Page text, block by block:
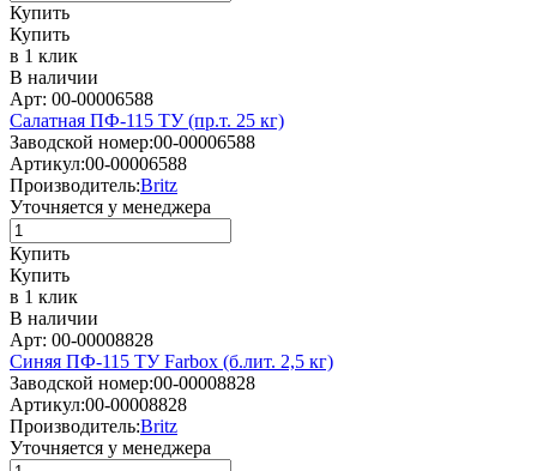
Купить
Купить
в 1 клик
В наличии
Арт: 00-00006588
Салатная ПФ-115 ТУ (пр.т. 25 кг)
Заводской номер:00-00006588
Артикул:00-00006588
Производитель:Britz
Уточняется у менеджера
Купить
Купить
в 1 клик
В наличии
Арт: 00-00008828
Синяя ПФ-115 ТУ Farbox (б.лит. 2,5 кг)
Заводской номер:00-00008828
Артикул:00-00008828
Производитель:Britz
Уточняется у менеджера